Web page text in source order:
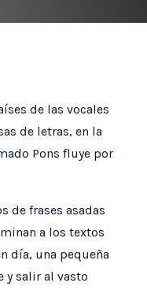
de las vocales
de letras, en la
Pons fluye por
de frases asadas
a los textos
día, una pequeña
y salir al vasto